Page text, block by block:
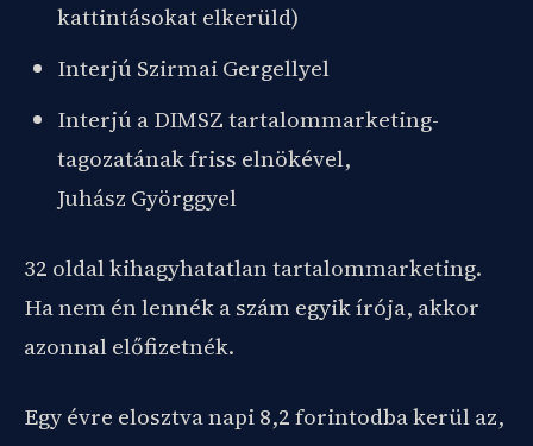
kattintásokat elkerüld)
Interjú Szirmai Gergellyel
Interjú a DIMSZ tartalommarketing-
tagozatának friss elnökével,
Juhász Györggyel
32 oldal kihagyhatatlan tartalommarketing.
Ha nem én lennék a szám egyik írója, akkor
azonnal előfizetnék.
Egy évre elosztva napi 8,2 forintodba kerül az,